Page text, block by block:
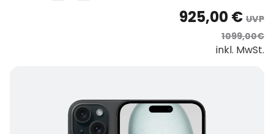
925,00 € UVP
1099,00€
inkl. MwSt.